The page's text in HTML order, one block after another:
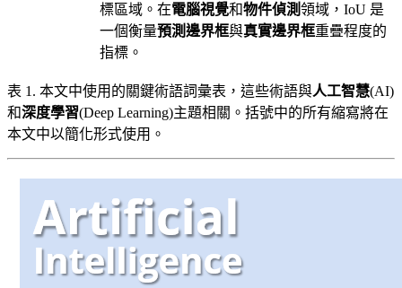
標區域。在電腦視覺和物件偵測領域，IoU 是
一個衡量預測邊界框與真實邊界框重疊程度的
指標。
表 1. 本文中使用的關鍵術語詞彙表，這些術語與人工智慧(AI)
和深度學習(Deep Learning)主題相關。括號中的所有縮寫將在
本文中以簡化形式使用。